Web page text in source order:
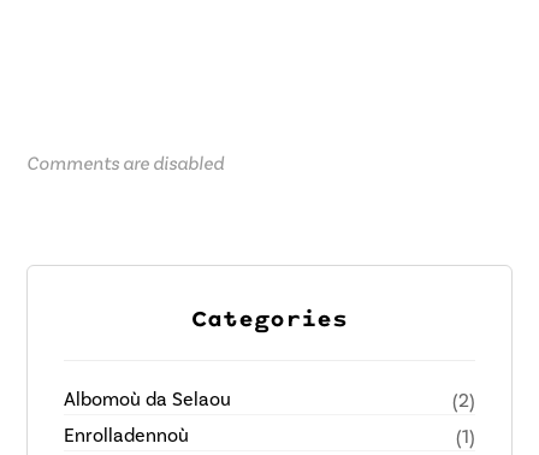
Comments are disabled
Categories
Albomoù da Selaou
(2)
Enrolladennoù
(1)